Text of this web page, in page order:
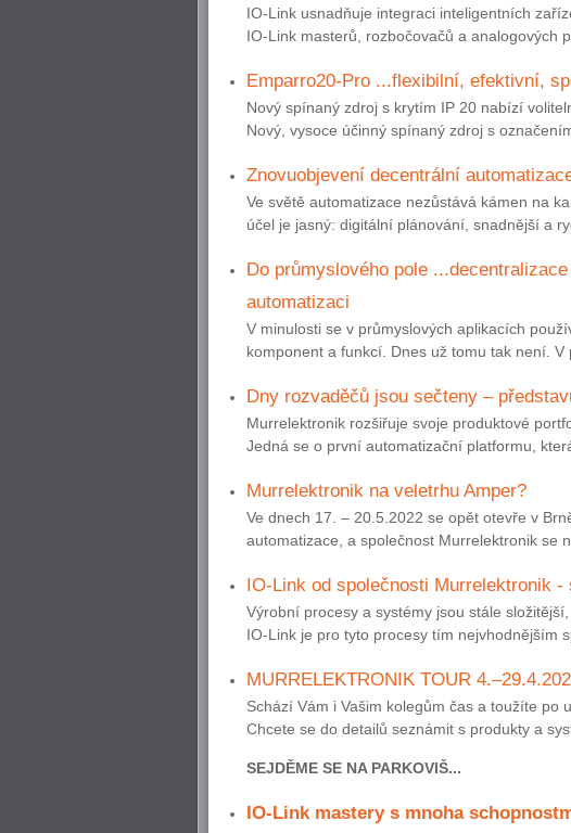
IO-Link usnadňuje integraci inteligentních
IO-Link masterů, rozbočovačů a analogových
Emparro20-Pro ...flexibilní, efektivní,
Nový spínaný zdroj s krytím IP 20 nabízí
Nový, vysoce účinný spínaný zdroj s
Znovuobjevení decentrální
Ve světě automatizace nezůstává kámen na
účel je jasný: digitální plánování, snadnější a
Do průmyslového pole
automatizaci
V minulosti se v průmyslových aplikacích
komponent a funkcí. Dnes už tomu tak není. V
Dny rozvaděčů jsou sečteny –
Murrelektronik rozšiřuje svoje produktové
Jedná se o první automatizační platformu,
Murrelektronik na veletrhu Amper?
Ve dnech 17. – 20.5.2022 se opět otevře v
automatizace, a společnost Murrelektronik se
IO-Link od společnosti Murrelektronik
Výrobní procesy a systémy jsou stále
IO-Link je pro tyto procesy tím nejvhodnějším
MURRELEKTRONIK TOUR
Schází Vám i Vašim kolegům čas a toužíte po
Chcete se do detailů seznámit s produkty a
SEJDĚME SE NA PARKOVIŠ...
IO-Link mastery s mnoha